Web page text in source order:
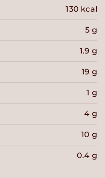
130 kcal
5 g
1.9 g
19 g
1 g
4 g
10 g
0.4 g